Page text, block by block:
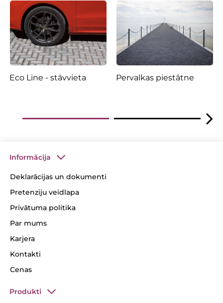
Eco Line - stāvvieta Pervalkas piestātne
Informācija
Deklarācijas un dokumenti
Pretenziju veidlapa
Privātuma politika
Par mums
Karjera
Kontakti
Cenas
Produkti